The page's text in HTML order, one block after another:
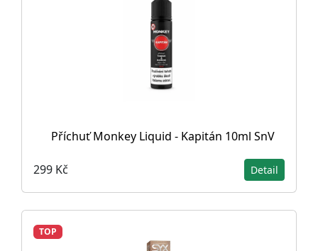
Příchuť Monkey Liquid - Kapitán 10ml SnV
299 Kč Detail
TOP